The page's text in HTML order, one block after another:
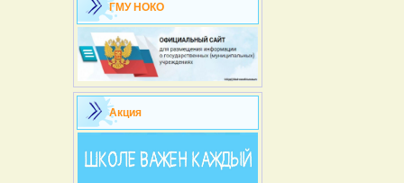
ГМУ НОКО
Акция